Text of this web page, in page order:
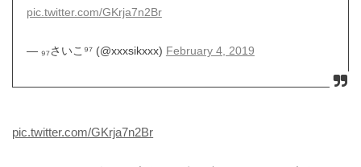
pic.twitter.com/GKrja7n2Br
— ₉₇さいこ⁹⁷ (@xxxsikxxx) February 4, 2019
pic.twitter.com/GKrja7n2Br